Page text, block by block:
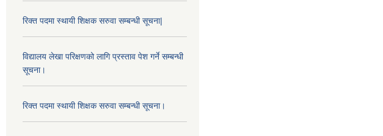
रिक्त पदमा स्थायी शिक्षक सरुवा सम्बन्धी सूचना|
विद्यालय लेखा परिक्षणको लागि प्रस्ताव पेश गर्ने सम्बन्धी
सूचना।
रिक्त पदमा स्थायी शिक्षक सरुवा सम्बन्धी सूचना।